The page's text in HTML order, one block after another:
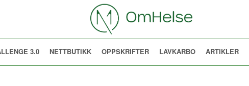
3.0 NETTBUTIKK OPPSKRIFTER LAVKARBO ARTIKLER